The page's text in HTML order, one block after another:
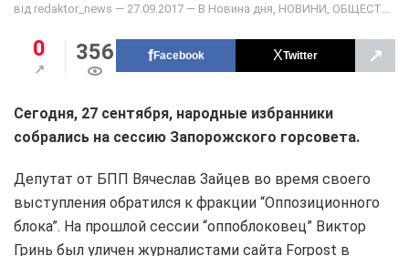
від redaktor_news — 27.09.2017 — В Новина дня НОВИНИ ОБЩЕСТВО
0 356 Facebook Twitter ↗
Сегодня, 27 сентября, народные избранники
собрались на сессию Запорожского горсовета.
Депутат от БПП Вячеслав Зайцев во время своего
выступления обратился к фракции “Оппозиционного
блока”. На прошлой сессии “оппоблоковец” Виктор
Гринь был уличен журналистами сайта Forpost в